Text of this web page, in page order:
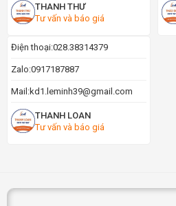
THANH THƯ
Tư vấn và báo giá
Điện thoại:028.38314379
Zalo:0917187887
Mail:kd1.leminh39@gmail.com
THANH LOAN
Tư vấn và báo giá